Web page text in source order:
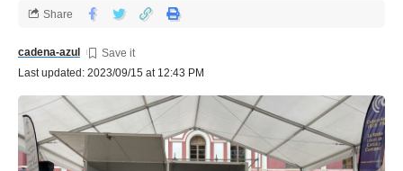
Last updated: 2023/09/15 at 12:43 PM
cadena-azul
Share